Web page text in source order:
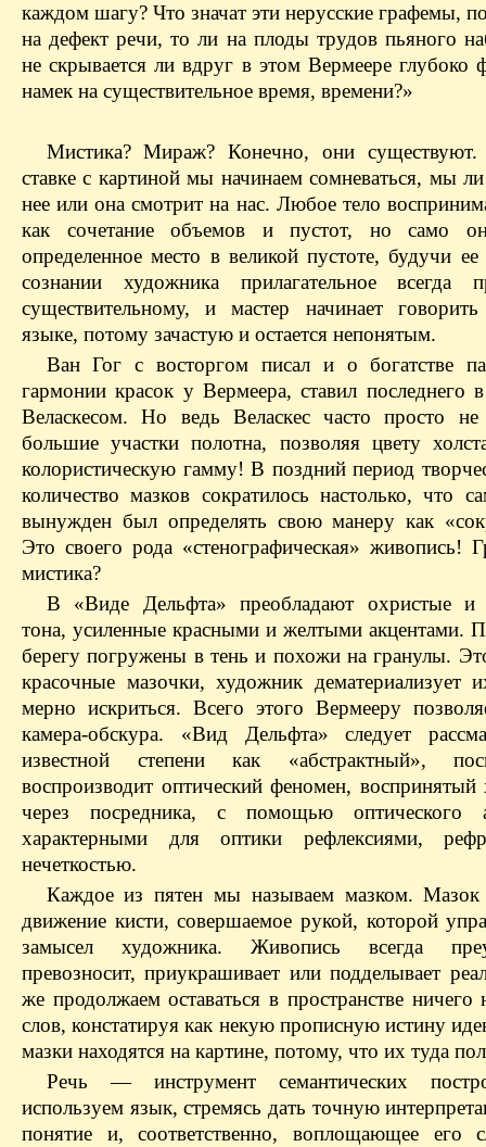
каждом шагу? Что значат эти нерусские графемы,
на дефект речи, то ли на плоды трудов пьяного
не скрывается ли вдруг в этом Вермеере глубоко
намек на существительное время, времени?»
Мистика? Мираж? Конечно, они
ставке с картиной мы начинаем сомневаться, мы
нее или она смотрит на нас. Любое тело
как сочетание объемов и пустот, но само
определенное место в великой пустоте, будучи
сознании художника прилагательное всегда
существительному, и мастер начинает
языке, потому зачастую и остается непонятым.
Ван Гог с восторгом писал и о богатстве
гармонии красок у Вермеера, ставил последнего
Веласкесом. Но ведь Веласкес часто просто не
большие участки полотна, позволяя цвету
колористическую гамму! В поздний период
количество мазков сократилось настолько, что
вынужден был определять свою манеру как
Это своего рода «стенографическая» живопись!
мистика?
В «Виде Дельфта» преобладают охристые и
тона, усиленные красными и желтыми акцентами.
берегу погружены в тень и похожи на гранулы.
красочные мазочки, художник дематериализует
мерно искриться. Всего этого Вермееру
камера-обскура. «Вид Дельфта» следует
известной степени как «абстрактный»,
воспроизводит оптический феномен,
через посредника, с помощью оптического
характерными для оптики рефлексиями,
нечеткостью.
Каждое из пятен мы называем мазком. Мазок
движение кисти, совершаемое рукой, которой
замысел художника. Живопись всегда
превозносит, приукрашивает или подделывает
же продолжаем оставаться в пространстве ничего
слов, констатируя как некую прописную истину
мазки находятся на картине, потому, что их туда
Речь — инструмент семантических
используем язык, стремясь дать точную
понятие и, соответственно, воплощающее его